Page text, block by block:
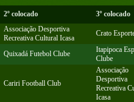
2º colocado 3º colocado
Associação Desportiva
Recreativa Cultural Icasa
Crato
Quixadá Futebol Clube
Itapipoca
Clube
Cariri Football Club
Associação
Desportiva
Recreativa
Icasa